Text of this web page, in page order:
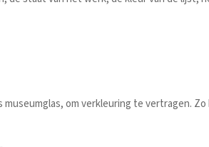
om verkleuring te vertragen.